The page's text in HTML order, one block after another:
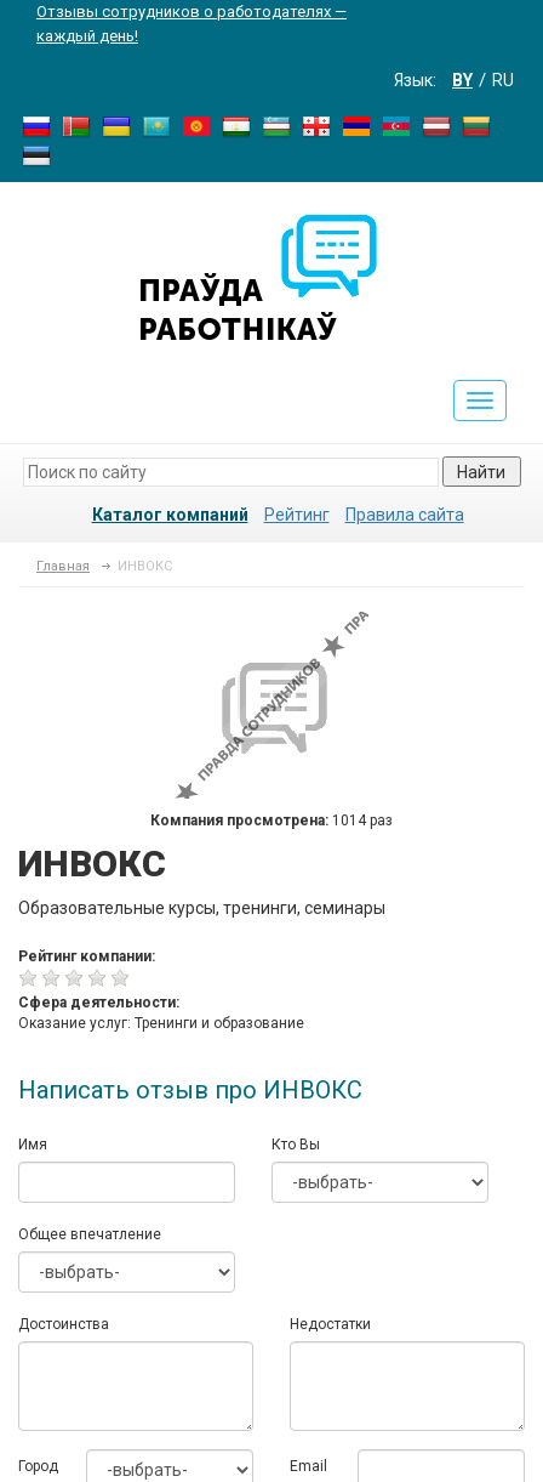
Отзывы сотрудников о работодателях —
каждый день!
Язык: BY RU
Toggle
Найти
Каталог компаний Рейтинг Правила сайта
Главная ИНВОКС
Компания просмотрена: 1014 раз
ИНВОКС
Образовательные курсы, тренинги, семинары
Рейтинг компании:
Сфера деятельности:
Оказание услуг: Тренинги и образование
Написать отзыв про ИНВОКС
Имя Кто Вы
Общее впечатление
Достоинства Недостатки
Город Email